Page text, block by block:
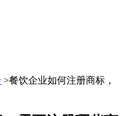
>餐饮企业如何注册商标，